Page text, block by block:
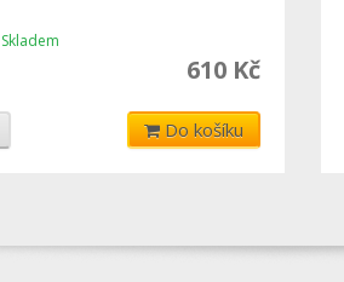
Skladem
610 Kč
Do košíku